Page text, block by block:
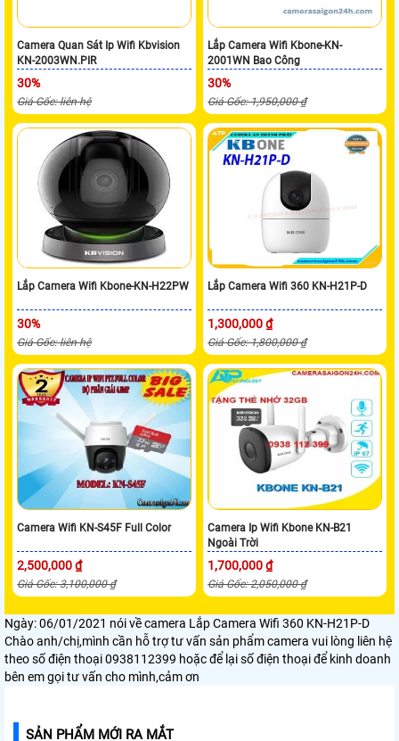
Camera Quan Sát Ip Wifi Kbvision
KN-2003WN.PIR
30%
Giá Gốc: liên hệ
Lắp Camera Wifi Kbone-KN-
2001WN Bao Công
30%
Giá Gốc: 1,950,000 ₫
Lắp Camera Wifi Kbone-KN-H22PW
30%
Giá Gốc: liên hệ
Lắp Camera Wifi 360 KN-H21P-D
1,300,000 ₫
Giá Gốc: 1,800,000 ₫
Camera Wifi KN-S45F Full Color
2,500,000 ₫
Giá Gốc: 3,100,000 ₫
Camera Ip Wifi Kbone KN-B21
Ngoài Trời
1,700,000 ₫
Giá Gốc: 2,050,000 ₫
Ngày: 06/01/2021 nói về camera Lắp Camera Wifi 360 KN-H21P-D
Chào anh/chị,mình cần hỗ trợ tư vấn sản phẩm camera vui lòng liên hệ
theo số điện thoại 0938112399 hoặc để lại số điện thoại để kinh doanh
bên em gọi tư vấn cho mình,cảm ơn
SẢN PHẨM MỚI RA MẮT